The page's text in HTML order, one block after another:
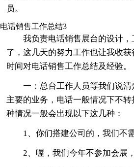
员。
电话销售工作总结3
我负责电话销售展台的设计
了，这几天的努力工作也让我收
时间对电话销售工作总结及经验。
一：总台工作人员等我们说清
主要的业务，电话一般情况下不
种情况一般会出现以下这几种：
1、你们搭建公司的，我们不
2、喔，我们今年不参加会展